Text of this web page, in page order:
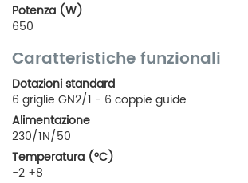
Potenza (W)
650
Caratteristiche funzionali
Dotazioni standard
6 griglie GN2/1 - 6 coppie guide
Alimentazione
230/1N/50
Temperatura (°C)
-2 +8